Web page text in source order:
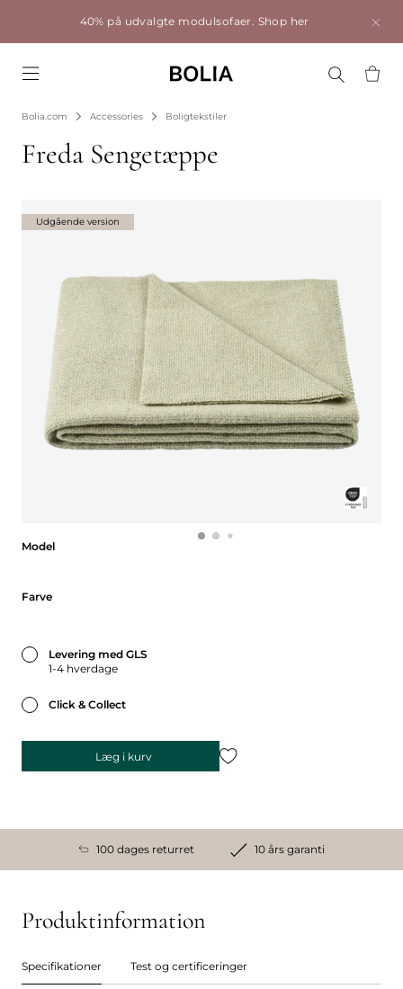
40% på udvalgte modulsofaer. Shop her
Bolia.com Accessories Boligtekstiler
Freda Sengetæppe
Model
Farve
Levering med GLS
1-4 hverdage
Click & Collect
Læg i kurv
Udgående version
100 dages returret 10 års garanti
Produktinformation
Specifikationer Test og certificeringer